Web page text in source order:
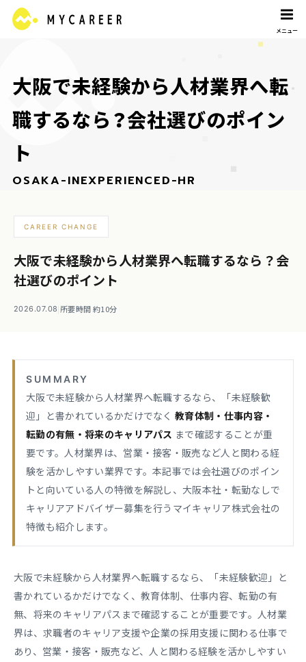
大阪で未経験から人材業界へ転
職するなら？会社選びのポイン
ト
OSAKA-INEXPERIENCED-HR
CAREER CHANGE
大阪で未経験から人材業界へ転職するなら？会
社選びのポイント
2026.07.08 所要時間 約10分
SUMMARY
大阪で未経験から人材業界へ転職するなら、「未経験歓
迎」と書かれているかだけでなく教育体制・仕事内容・
転勤の有無・将来のキャリアパス まで確認することが重
要です。人材業界は、営業・接客・販売など人と関わる経
験を活かしやすい業界です。本記事では会社選びのポイン
トと向いている人の特徴を解説し、大阪本社・転勤なしで
キャリアアドバイザー募集を行うマイキャリア株式会社の
特徴も紹介します。
大阪で未経験から人材業界へ転職するなら、「未経験歓迎」と
書かれているかだけでなく、教育体制、仕事内容、転勤の有
無、将来のキャリアパスまで確認することが重要です。人材業
界は、求職者のキャリア支援や企業の採用支援に関わる仕事で
あり、営業・接客・販売など、人と関わる経験を活かしやすい